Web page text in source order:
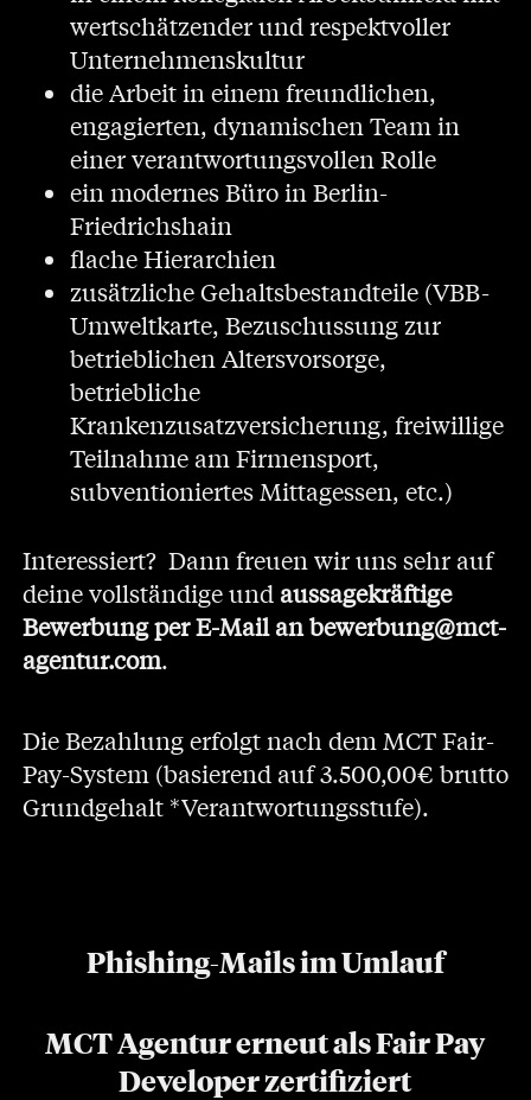
wertschätzender und respektvoller
Unternehmenskultur
die Arbeit in einem freundlichen,
engagierten, dynamischen Team in
einer verantwortungsvollen Rolle
ein modernes Büro in Berlin-
Friedrichshain
flache Hierarchien
zusätzliche Gehaltsbestandteile (VBB-
Umweltkarte, Bezuschussung zur
betrieblichen Altersvorsorge,
betriebliche
Krankenzusatzversicherung, freiwillige
Teilnahme am Firmensport,
subventioniertes Mittagessen, etc.)
Interessiert? Dann freuen wir uns sehr auf
deine vollständige und aussagekräftige
Bewerbungper E-Mail anbewerbung@mct-
agentur.com.
Die Bezahlung erfolgt nach dem MCT Fair-
Pay-System (basierend auf 3.500,00€ brutto
Grundgehalt *Verantwortungsstufe).
Phishing-Mails im Umlauf
MCT Agentur erneut als Fair Pay
Developer zertifiziert